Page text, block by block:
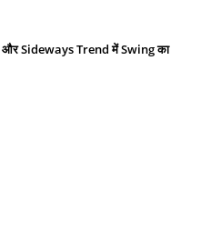
Sideways Trend में Swing का